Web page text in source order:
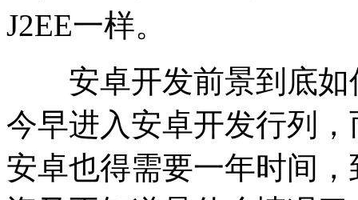
J2EE一样。
安卓开发前景到底如
今早进入安卓开发行列
安卓也得需要一年时间